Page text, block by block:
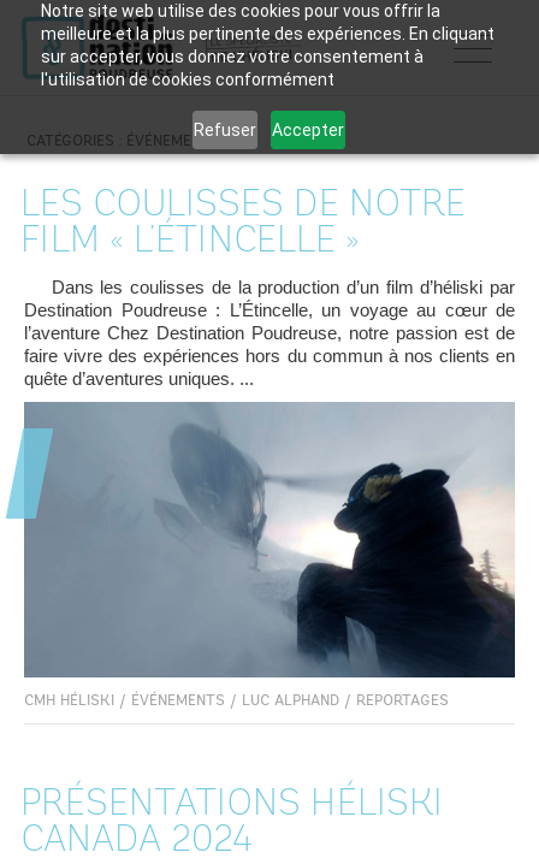
Notre site web utilise des cookies pour vous offrir la
meilleure et la plus pertinente des expériences. En cliquant
sur accepter, vous donnez votre consentement à
l'utilisation de cookies conformément
Refuser Accepter
CATÉGORIES : ÉVÉNEMENTS
LES COULISSES DE NOTRE
FILM « L’ÉTINCELLE »
Dans les coulisses de la production d’un film d’héliski par
Destination Poudreuse : L’Étincelle, un voyage au cœur de
l’aventure Chez Destination Poudreuse, notre passion est de
faire vivre des expériences hors du commun à nos clients en
quête d’aventures uniques. ...
CMH HÉLISKI / ÉVÉNEMENTS / LUC ALPHAND / REPORTAGES
PRÉSENTATIONS HÉLISKI
CANADA 2024